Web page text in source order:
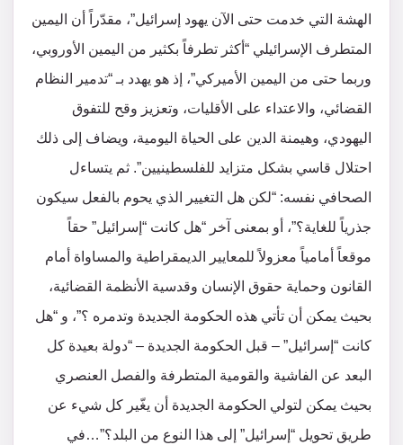
الهشة التي خدمت حتى الآن يهود إسرائيل”، مقدّراً أن اليمين
المتطرف الإسرائيلي “أكثر تطرفاً بكثير من اليمين الأوروبي،
وربما حتى من اليمين الأميركي”، إذ هو يهدد بـ “تدمير النظام
القضائي، والاعتداء على الأقليات، وتعزيز وقح للتفوق
اليهودي، وهيمنة الدين على الحياة اليومية، ويضاف إلى ذلك
احتلال قاسي بشكل متزايد للفلسطينيين”. ثم يتساءل
الصحافي نفسه: “لكن هل التغيير الذي يحوم بالفعل سيكون
جذرياً للغاية؟”، أو بمعنى آخر “هل كانت “إسرائيل” حقاً
موقعاً أمامياً معزولاً للمعايير الديمقراطية والمساواة أمام
القانون وحماية حقوق الإنسان وقدسية الأنظمة القضائية،
بحيث يمكن أن تأتي هذه الحكومة الجديدة وتدمره ؟”، و “هل
كانت “إسرائيل” – قبل الحكومة الجديدة – “دولة بعيدة كل
البعد عن الفاشية والقومية المتطرفة والفصل العنصري
بحيث يمكن لتولي الحكومة الجديدة أن يغّير كل شيء عن
طريق تحويل “إسرائيل” إلى هذا النوع من البلد؟”…في